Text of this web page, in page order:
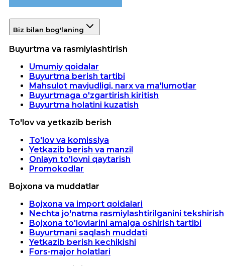
Biz bilan bog'laning
Buyurtma va rasmiylashtirish
Umumiy qoidalar
Buyurtma berish tartibi
Mahsulot mavjudligi, narx va ma'lumotlar
Buyurtmaga o'zgartirish kiritish
Buyurtma holatini kuzatish
To'lov va yetkazib berish
To'lov va komissiya
Yetkazib berish va manzil
Onlayn to'lovni qaytarish
Promokodlar
Bojxona va muddatlar
Bojxona va import qoidalari
Nechta jo'natma rasmiylashtirilganini tekshirish
Bojxona to'lovlarini amalga oshirish tartibi
Buyurtmani saqlash muddati
Yetkazib berish kechikishi
Fors-major holatlari